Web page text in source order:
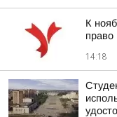
К
право
14:18